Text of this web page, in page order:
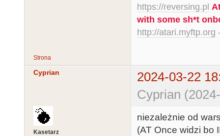
https://reversing.pl
with some sh*t
http://atari.myftp.org
Strona
Cyprian
2024-03-22
Cyprian
Kasetarz
niezależnie od
(AT Once widzi bo